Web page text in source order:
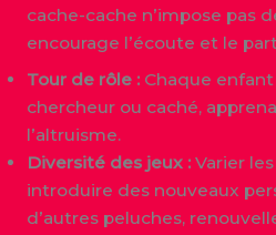
cache-cache n’impose pas
encourage l’écoute et le
Tour de rôle :Chaque
chercheur ou caché,
l’altruisme.
Diversité des jeux :Varier les
introduire des nouveaux
d’autres peluches,